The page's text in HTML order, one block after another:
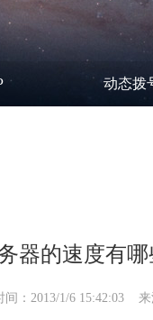
动态拨
器的速度有
间：2013/1/6 15:42:03 来